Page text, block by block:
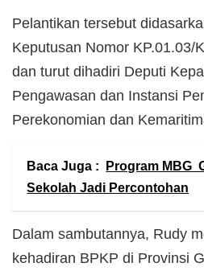
Pelantikan tersebut
Keputusan Nomor KP.01.03/
dan turut dihadiri Deputi
Pengawasan dan Instansi
Perekonomian dan
Baca Juga :
Program MBG
Sekolah Jadi Percontohan
Dalam sambutannya, Rudy
kehadiran BPKP di Provinsi